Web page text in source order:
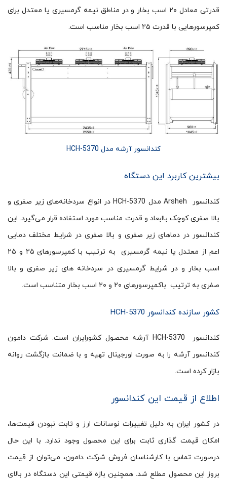
قدرتی معادل ۲۰ اسب بخار و در مناطق نیمه گرمسیری یا معتدل برای
کمپرسورهایی با قدرت ۲۵ اسب بخار مناسب است.
کندانسور آرشه مدل HCH-5370
بیشترین کاربرد این دستگاه
کندانسور Arsheh مدل HCH-5370 در انواع سردخانه‌های زیر صفری و
بالا صفری کوچک باابعاد و قدرت مناسب مورد استفاده قرار می‌گیرد. این
کندانسور در دماهای زیر صفری و بالا صفری در شرایط مختلف دمایی
اعم از معتدل یا نیمه گرمسیری به ترتیب با کمپرسورهای ۲۵ و ۲۵
اسب بخار و در شرایط گرمسیری در سردخانه های زیر صفری و بالا
صفری به ترتیب باکمپرسورهای ۲۰ و ۲۰ اسب بخار متناسب است.
کشور سازنده کندانسور HCH-5370
کندانسور HCH-5370 آرشه محصول کشورایران است. شرکت دامون
کندانسور آرشه را به صورت اورجینال تهیه و با ضمانت بازگشت روانه
بازار کرده است.
اطلاع از قیمت این کندانسور
در کشور ایران به دلیل تغییرات نوسانات ارز و ثابت نبودن قیمت‌ها،
امکان قیمت گذاری ثابت برای این محصول وجود ندارد. با این حال
درصورت تماس با کارشناسان فروش شرکت دامون، می‌توان از قیمت
بروز این محصول مطلع شد. همچنین بازه قیمتی این دستگاه در بالای